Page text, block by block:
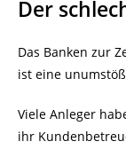
Der
Das Banken zur
ist eine
Viele Anleger
ihr